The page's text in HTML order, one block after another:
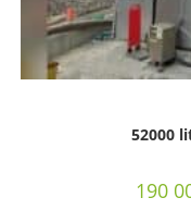
52000
190